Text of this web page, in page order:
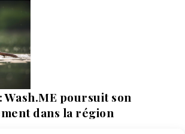
Wash.ME poursuit son
dans la région